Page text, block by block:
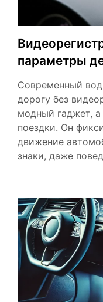
параметры
Современный
дорогу без
модный гаджет,
поездки. Он
движение
знаки, даже